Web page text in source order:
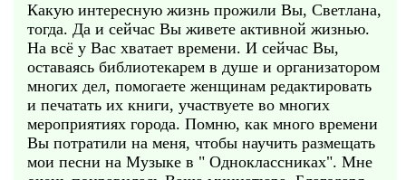
Какую интересную жизнь прожили Вы, Светлана,
тогда. Да и сейчас Вы живете активной жизнью.
На всё у Вас хватает времени. И сейчас Вы,
оставаясь библиотекарем в душе и организатором
многих дел, помогаете женщинам редактировать
и печатать их книги, участвуете во многих
мероприятиях города. Помню, как много времени
Вы потратили на меня, чтобы научить размещать
мои песни на Музыке в " Одноклассниках". Мне